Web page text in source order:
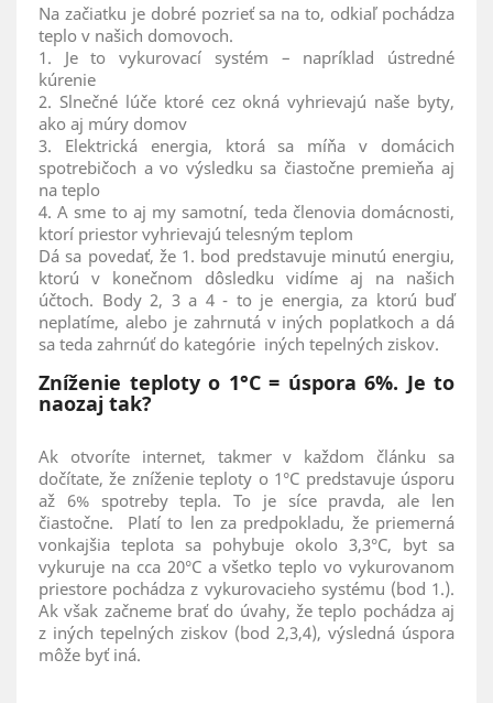
Na začiatku je dobré pozrieť sa na to, odkiaľ pochádza
teplo v našich domovoch.
1. Je to vykurovací systém – napríklad ústredné
kúrenie
2. Slnečné lúče ktoré cez okná vyhrievajú naše byty,
ako aj múry domov
3. Elektrická energia, ktorá sa míňa v domácich
spotrebičoch a vo výsledku sa čiastočne premieňa aj
na teplo
4. A sme to aj my samotní, teda členovia domácnosti,
ktorí priestor vyhrievajú telesným teplom
Dá sa povedať, že 1. bod predstavuje minutú energiu,
ktorú v konečnom dôsledku vidíme aj na našich
účtoch. Body 2, 3 a 4 - to je energia, za ktorú buď
neplatíme, alebo je zahrnutá v iných poplatkoch a dá
sa teda zahrnúť do kategórie iných tepelných ziskov.
Zníženie teploty o 1°C = úspora 6%. Je to
naozaj tak?
Ak otvoríte internet, takmer v každom článku sa
dočítate, že zníženie teploty o 1°C predstavuje úsporu
až 6% spotreby tepla. To je síce pravda, ale len
čiastočne. Platí to len za predpokladu, že priemerná
vonkajšia teplota sa pohybuje okolo 3,3°C, byt sa
vykuruje na cca 20°C a všetko teplo vo vykurovanom
priestore pochádza z vykurovacieho systému (bod 1.).
Ak však začneme brať do úvahy, že teplo pochádza aj
z iných tepelných ziskov (bod 2,3,4), výsledná úspora
môže byť iná.